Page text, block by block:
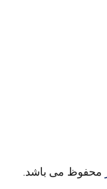
محفوظ می باشد.